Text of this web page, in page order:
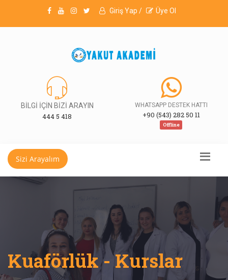
Giriş Yap / Üye Ol
BİLGİ İÇİN BİZİ ARAYIN
444 5 418
WHATSAPP DESTEK HATTI
+90 (543) 282 50 11
Offline
Sizi Arayalım
Kuaförlük - Kurslar